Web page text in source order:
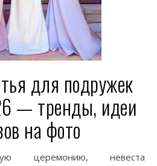
для подружек
— тренды, идеи
на фото